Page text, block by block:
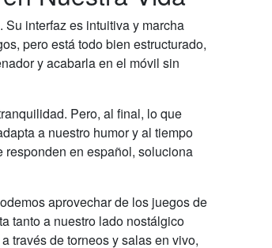
interfaz es intuitiva y marcha
pero está todo bien estructurado,
y acabarla en el móvil sin
Pero, al final, lo que
a nuestro humor y al tiempo
responden en español, soluciona
aprovechar de los juegos de
tanto a nuestro lado nostálgico
través de torneos y salas en vivo,